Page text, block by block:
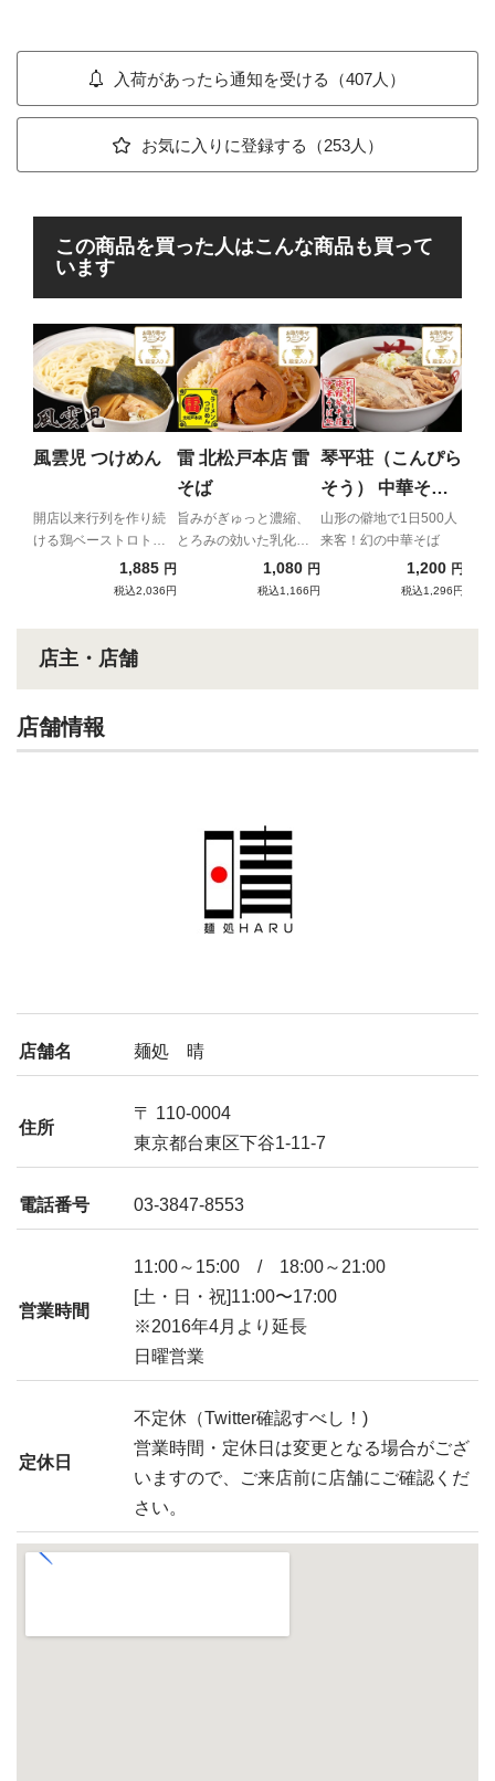
入荷があったら通知を受ける（407人）
お気に入りに登録する（253人）
この商品を買った人はこんな商品も買って
います
風雲児 つけめん
開店以来行列を作り続
ける鶏ベーストロトロ
1,885 円
税込2,036円
雷 北松戸本店 雷
そば
旨みがぎゅっと濃縮、
とろみの効いた乳化ス
ープと自家製極太麺の
強烈濃厚コンビネーシ
1,080 円
税込1,166円
琴平荘（こんぴら
そう） 中華そば
（あっさり）
山形の僻地で1日500人
来客！幻の中華そば
1,200 円
税込1,296円
店主・店舗
店舗情報
店舗名 麺処 晴
住所
〒 110-0004
東京都台東区下谷1-11-7
電話番号 03-3847-8553
営業時間
11:00～15:00 / 18:00～21:00
[土・日・祝]11:00〜17:00
※2016年4月より延長
日曜営業
定休日
不定休（Twitter確認すべし！)
営業時間・定休日は変更となる場合がござ
いますので、ご来店前に店舗にご確認くだ
さい。